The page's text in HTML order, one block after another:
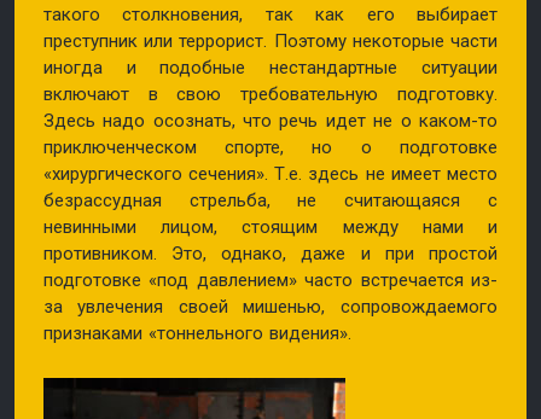
такого столкновения, так как его выбирает
преступник или террорист. Поэтому некоторые части
иногда и подобные нестандартные ситуации
включают в свою требовательную подготовку.
Здесь надо осознать, что речь идет не о каком-то
приключенческом спорте, но о подготовке
«хирургического сечения». Т.е. здесь не имеет место
безрассудная стрельба, не считающаяся с
невинными лицом, стоящим между нами и
противником. Это, однако, даже и при простой
подготовке «под давлением» часто встречается из-
за увлечения своей мишенью, сопровождаемого
признаками «тоннельного видения».